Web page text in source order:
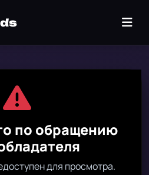
по обращению
для просмотра.